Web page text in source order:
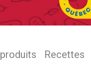
Recettes